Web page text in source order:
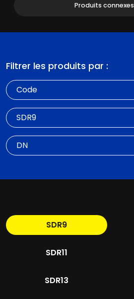
Produits connexes
Filtrer les produits par :
Code
SDR
DN
SDR9
SDR11
SDR13